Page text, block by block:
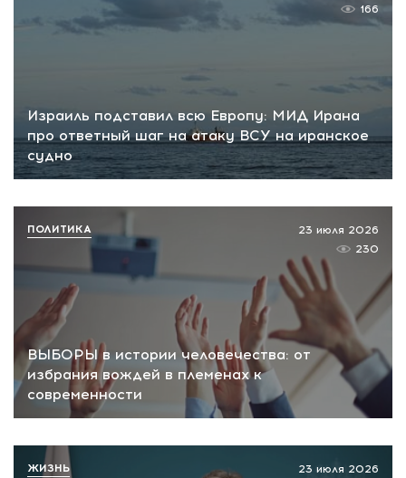
Израиль подставил всю Европу: МИД Ирана
про ответный шаг на атаку ВСУ на иранское
судно
166
ВЫБОРЫ в истории человечества: от
избрания вождей в племенах к
современности
23 июля 2026
230
ПОЛИТИКА
23 июля 2026
ЖИЗНЬ